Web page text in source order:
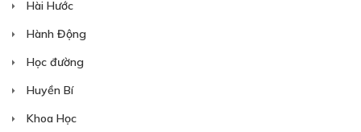
Hài Hước
Hành Động
Học đường
Huyền Bí
Khoa Học